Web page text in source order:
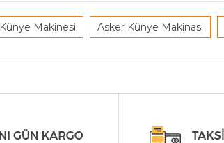
Künye Makinesi Asker Künye Makinası